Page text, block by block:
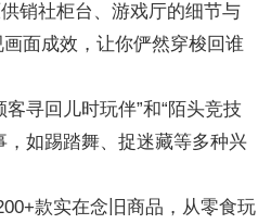
销社柜台、游戏厅的细节与
面成效，让你俨然穿梭回谁
寻回儿时玩伴”和“陌头竞技
，如踢踏舞、捉迷藏等多种兴
款实在念旧商品，从零食玩